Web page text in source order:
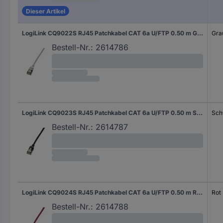
Dieser Artikel
LogiLink CQ9022S RJ45 Patchkabel CAT 6a U/FTP 0.50 m Grau extrem dünn, Flammwidrig, Flexibel, Folienschirm, Halogenfrei, mit Rastnasenschutz, TPE-Mantel 1 St.
Bestell-Nr.: 2614786
LogiLink CQ9023S RJ45 Patchkabel CAT 6a U/FTP 0.50 m Schwarz extrem dünn, Flammwidrig, Flexibel, Folienschirm, Halogenfrei, mit Rastnasenschutz, TPE-Mantel 1 St.
Bestell-Nr.: 2614787
LogiLink CQ9024S RJ45 Patchkabel CAT 6a U/FTP 0.50 m Rot extrem dünn, Flammwidrig, Flexibel, Folienschirm, Halogenfrei, mit Rastnasenschutz, TPE-Mantel 1 St.
Bestell-Nr.: 2614788
Rot